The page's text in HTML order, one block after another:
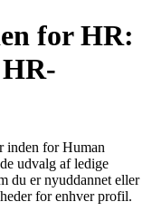
for HR:
inden for Human
udvalg af ledige
du er nyuddannet eller
for enhver profil.